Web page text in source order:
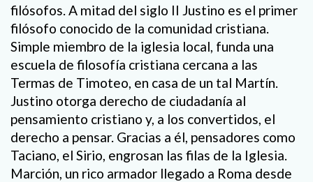
filósofos. A mitad del siglo II Justino es el primer
filósofo conocido de la comunidad cristiana.
Simple miembro de la iglesia local, funda una
escuela de filosofía cristiana cercana a las
Termas de Timoteo, en casa de un tal Martín.
Justino otorga derecho de ciudadanía al
pensamiento cristiano y, a los convertidos, el
derecho a pensar. Gracias a él, pensadores como
Taciano, el Sirio, engrosan las filas de la Iglesia.
Marción, un rico armador llegado a Roma desde